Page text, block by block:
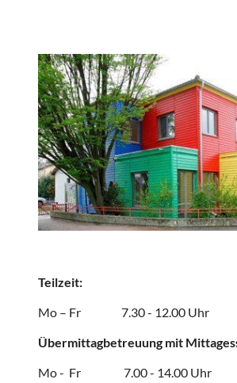
Teilzeit:
Mo – Fr 7.30 - 12.00
Übermittagbetreuung mit
Mo - Fr 7.00 - 14.00 Uhr